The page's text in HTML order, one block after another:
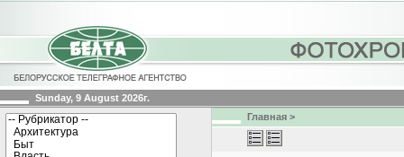
Sunday, 9 August 2026г.
Главная >